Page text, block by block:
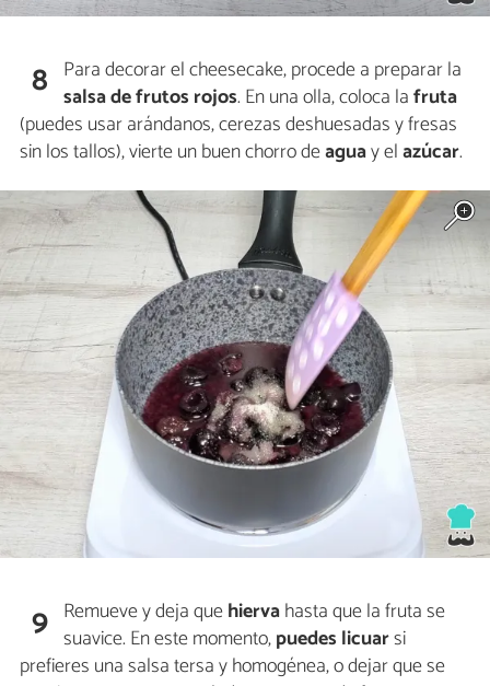
8 Para decorar el cheesecake, procede a preparar la
salsa de frutos rojos. En una olla, coloca lafruta
(puedes usar arándanos, cerezas deshuesadas y fresas
sin los tallos), vierte un buen chorro deaguay elazúcar.
9 Remueve y deja quehiervahasta que la fruta se
suavice. En este momento,puedes licuarsi
prefieres una salsa tersa y homogénea, o dejar que se